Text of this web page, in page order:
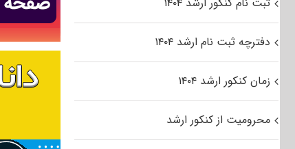
دفترچه ثبت نام ارشد ۱۴۰۴
زمان کنکور ارشد ۱۴۰۴
محرومیت از کنکور ارشد